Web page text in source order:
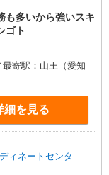
も多いから強いスキ
ゴト
寄駅：山王（愛知
細を見る
ィネートセンタ